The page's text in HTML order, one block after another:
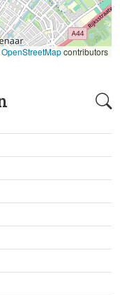
OpenStreetMapcontributors